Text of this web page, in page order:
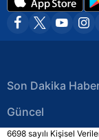
Son Dakika
Güncel
6698 sayılı Kişisel